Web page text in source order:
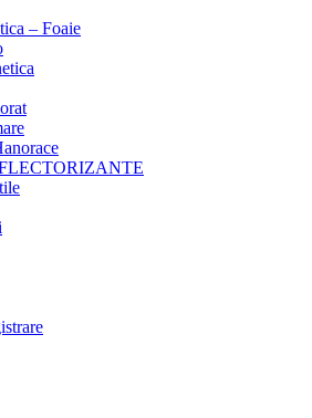
– Foaie